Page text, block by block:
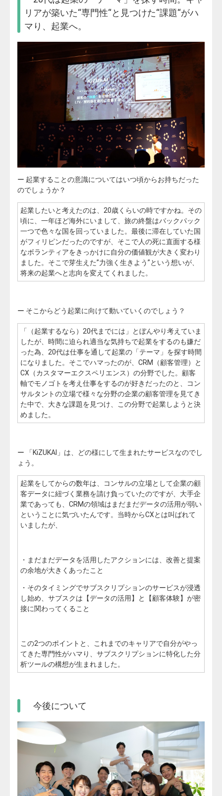
リアが築いた“専門性“と見つけた“課題“がハ
マり、起業へ。
ー 起業することの意識についてはいつ頃からお持ちだった
のでしょうか？
起業したいと考えたのは、20歳くらいの時ですかね。その
頃に、一年ほど海外にいまして、旅の終盤はバックパック
一つで色々な国を回っていました。最後に滞在していた国
がフィリピンだったのですが、そこで人の死に直面する様
なボランティアをきっかけに自分の価値観が大きく変わり
ました。そこで芽生えた”力強く生きよう”という想いが、
将来の起業へと志向を変えてくれました。
ー そこからどう起業に向けて動いていくのでしょう？
「（起業するなら）20代までには」とぼんやり考えていま
したが、時間に迫られ適当な気持ちで起業をするのも嫌だ
った為、20代は仕事を通して起業の「テーマ」を探す時間
になりました。そこでハマったのが、CRM（顧客管理）と
CX（カスタマーエクスペリエンス）の分野でした。顧客
軸でモノゴトを考え仕事をするのが好きだったのと、コン
サルタントの立場で様々な分野の企業の顧客管理を見てき
た中で、大きな課題を見つけ、この分野で起業しようと決
めました。
ー 「 KiZUKAI」は、どの様にして生まれたサービスなのでし
ょう。
起業をしてからの数年は、コンサルの立場として企業の顧
客データに紐づく業務を請け負っていたのですが、大手企
業であっても、CRMの領域はまだまだデータの活用が弱い
ということに気づいたんです。当時からCXとは叫ばれて
いましたが、
・まだまだデータを活用したアクションには、改善と提案
の余地が大きくあったこと
・そのタイミングでサブスクリプションのサービスが浸透
し始め、サブスクは【データの活用】と【顧客体験】が密
接に関わってくること
この2つのポイントと、これまでのキャリアで自分がやっ
てきた専門性がハマり、サブスクリプションに特化した分
析ツールの構想が生まれました。
今後について